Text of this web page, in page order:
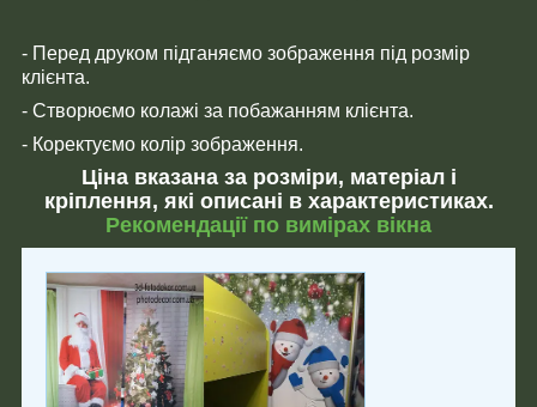
- Перед друком підганяємо зображення під розмір
клієнта.
- Створюємо колажі за побажанням клієнта.
- Коректуємо колір зображення.
Ціна вказана за розміри, матеріал і
кріплення, які описані в характеристиках.
Рекомендації по вимірах вікна